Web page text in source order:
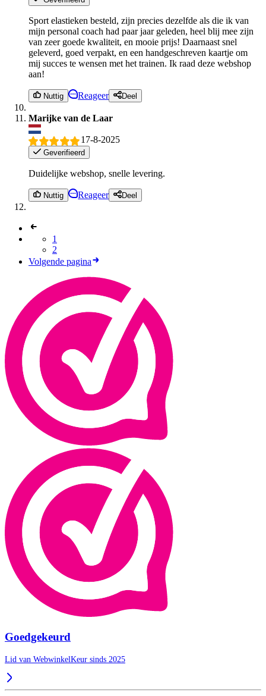
Sport elastieken besteld, zijn precies dezelfde als die ik van
mijn personal coach had paar jaar geleden, heel blij mee zijn
van zeer goede kwaliteit, en mooie prijs! Daarnaast snel
geleverd, goed verpakt, en een handgeschreven kaartje om
mij succes te wensen met het trainen. Ik raad deze webshop
aan!
Nuttig Reageer Deel
Marijke van de Laar
17-8-2025
Geverifieerd
Duidelijke webshop, snelle levering.
Nuttig Reageer Deel
1
2
Volgende pagina
Goedgekeurd
Lid van WebwinkelKeur sinds 2025